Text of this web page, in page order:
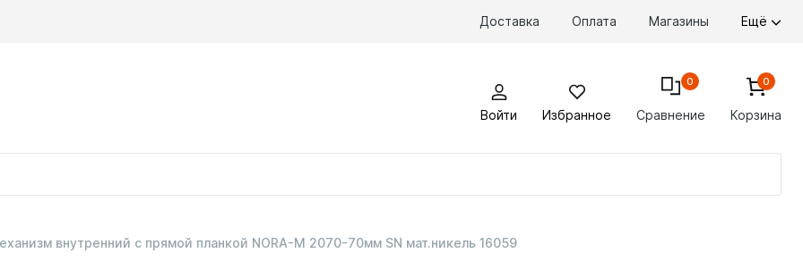
Доставка Оплата Магазины Ещё
Войти Избранное Сравнение
0
Корзина
0
внутренний с прямой планкой NORA-M 2070-70мм SN мат.никель 16059